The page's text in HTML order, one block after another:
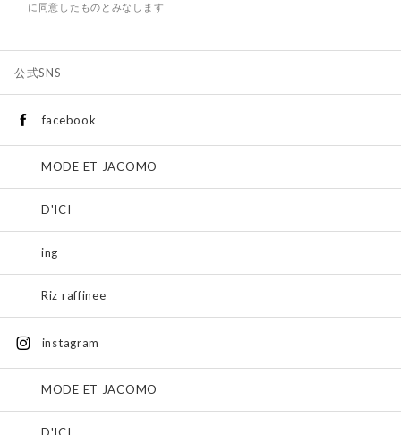
に同意したものとみなします
公式SNS
facebook
MODE ET JACOMO
D'ICI
ing
Riz raffinee
instagram
MODE ET JACOMO